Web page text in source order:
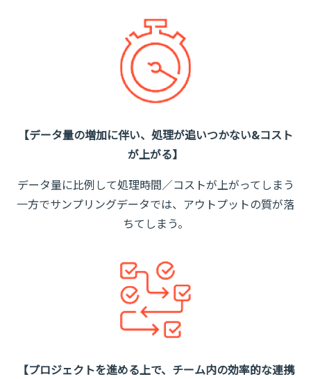
【データ量の増加に伴い、処理が追いつかない&コスト
が上がる】
データ量に比例して処理時間／コストが上がってしまう
一方でサンプリングデータでは、アウトプットの質が落
ちてしまう。
【プロジェクトを進める上で、チーム内の効率的な連携